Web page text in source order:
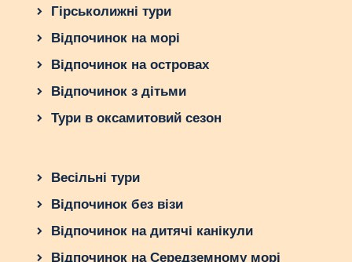
Гірськолижні тури
Відпочинок на морі
Відпочинок на островах
Відпочинок з дітьми
Тури в оксамитовий сезон
Весільні тури
Відпочинок без візи
Відпочинок на дитячі канікули
Відпочинок на Середземному морі